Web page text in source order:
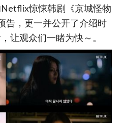
惊悚韩剧《京城怪物
告，更一并公开了介绍时
让观众们一睹为快～。